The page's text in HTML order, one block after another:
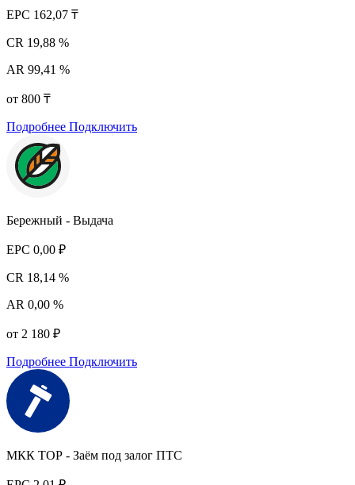
EPC 162,07 ₸
CR 19,88 %
AR 99,41 %
от 800 ₸
Подробнее Подключить
Бережный - Выдача
EPC 0,00 ₽
CR 18,14 %
AR 0,00 %
от 2 180 ₽
Подробнее Подключить
МКК ТОР - Заём под залог ПТС